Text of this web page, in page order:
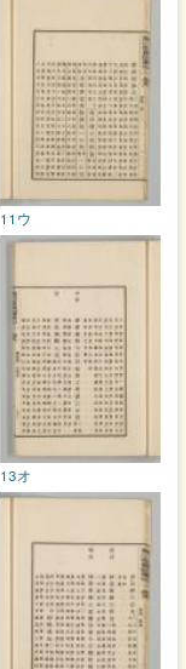
11ウ
13オ